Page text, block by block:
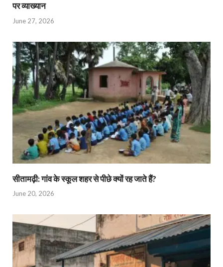
पर व्याख्यान
June 27, 2026
सीतामढ़ी: गांव के स्कूल शहर से पीछे क्यों रह जाते हैं?
June 20, 2026